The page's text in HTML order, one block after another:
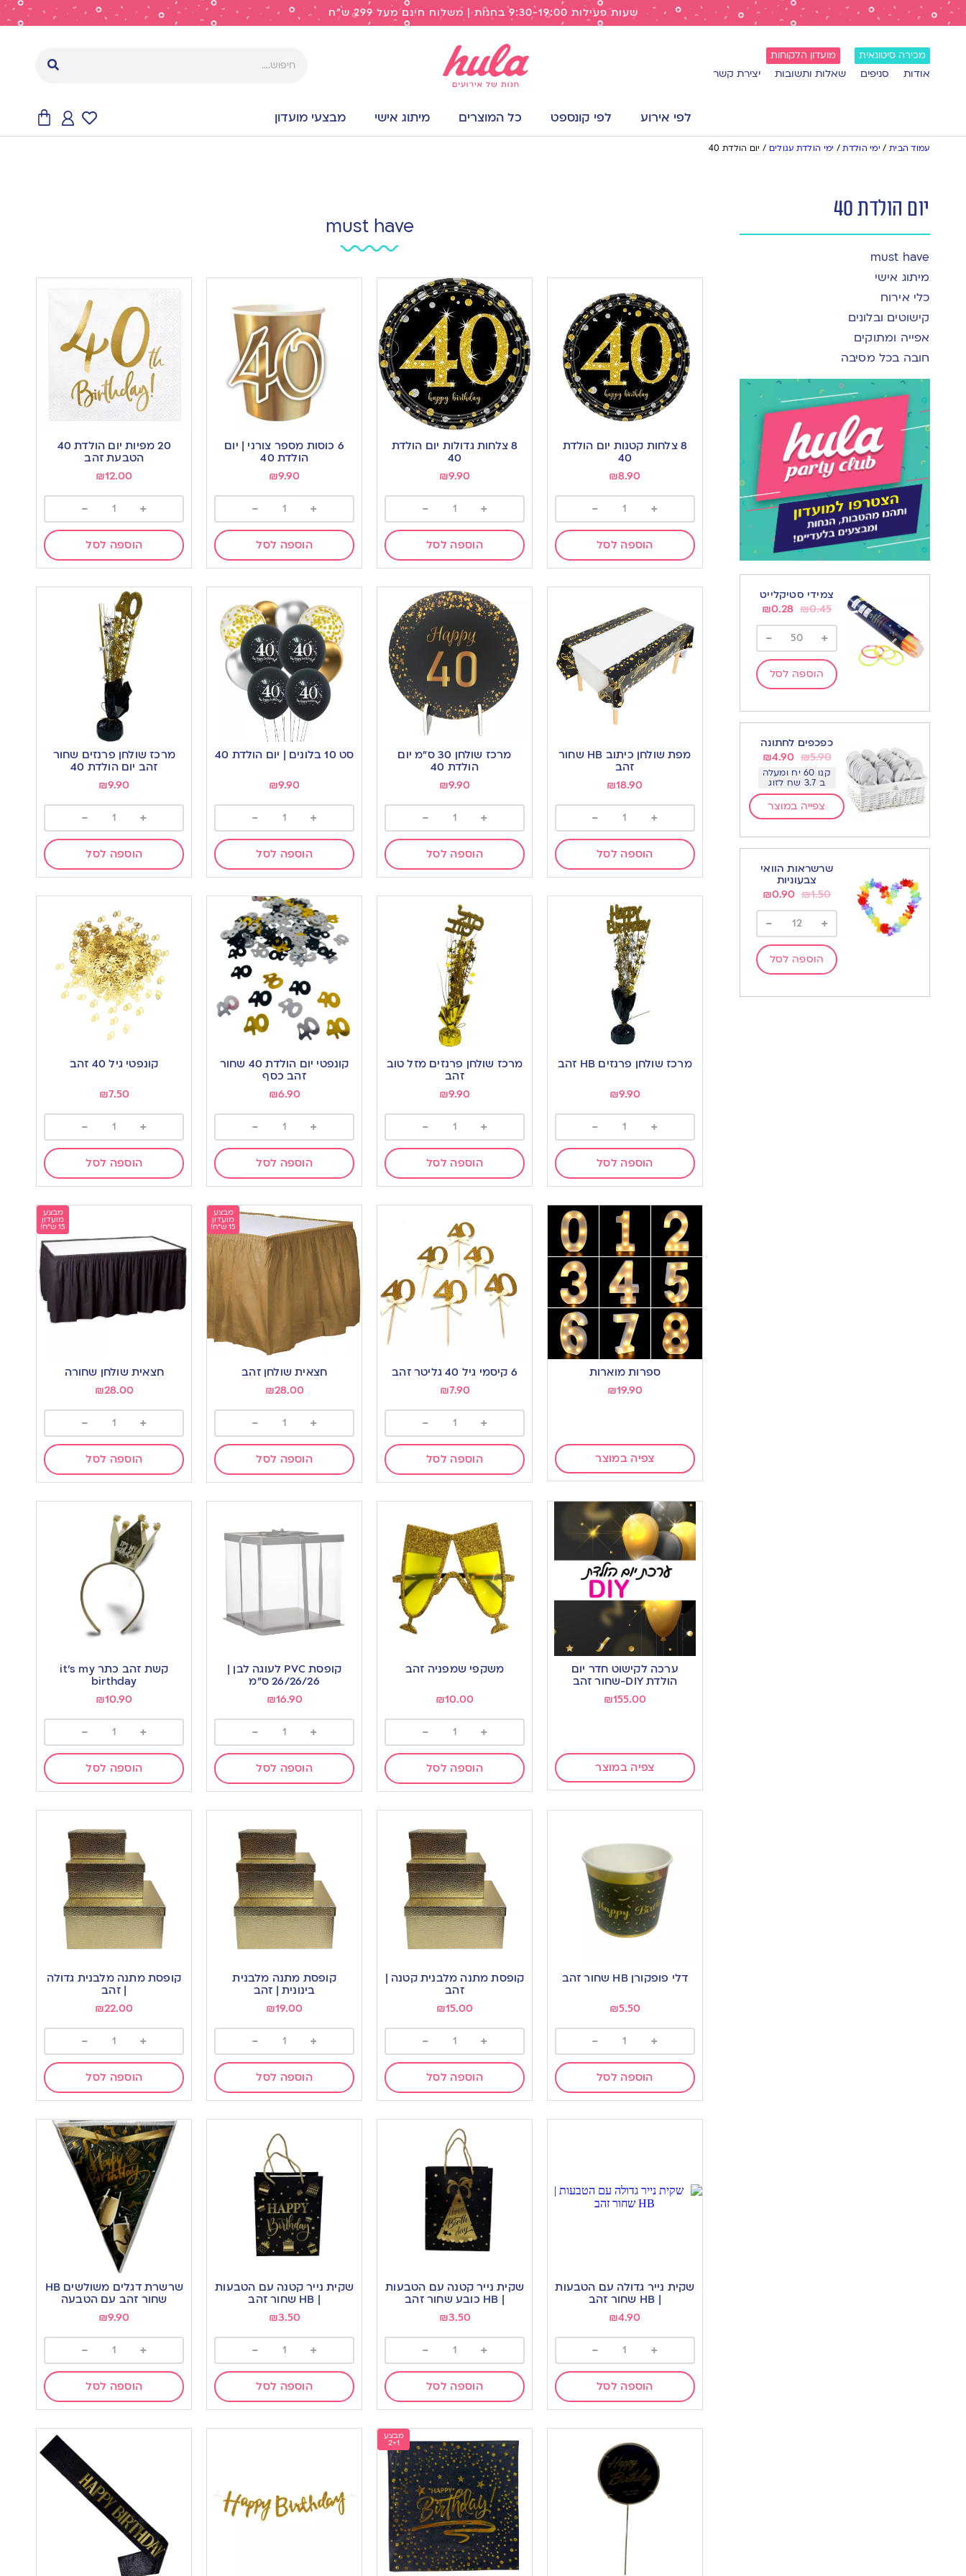
שעות פעילות 9:30-19:00 בחנות | משלוח חינם מעל 299 ש"ח
מכירה סיטונאית מועדון הלקוחות
אודות סניפים שאלות ותשובות יצירת קשר
לפי אירוע לפי קונספט כל המוצרים מיתוג אישי מבצעי מועדון
עמוד הבית / ימי הולדת/ ימי הולדת עגולים / יום הולדת 40
יום הולדת 40
must have
מיתוג אישי
כלי אירוח
קישוטים ובלונים
אפייה ומתוקים
חובה בכל מסיבה
צמידי סטיקלייט
₪0.45
₪0.28
+
-
הוספה לסל
כפכפים לחתונה
₪5.90
₪4.90
קנו 60 יח ומעלה
ב 3.7 שח לזוג
צפייה במוצר
שרשראות הוואי
צבעוניות
₪1.50
₪0.90
+
-
הוספה לסל
must have
8 צלחות קטנות יום הולדת
40
₪8.90
+
-
הוספה לסל
8 צלחות גדולות יום הולדת
40
₪9.90
+
-
הוספה לסל
6 כוסות מספר צורני | יום
הולדת 40
₪9.90
+
-
הוספה לסל
20 מפיות יום הולדת 40
הטבעת זהב
₪12.00
+
-
הוספה לסל
מפת שולחן כיתוב HB שחור
זהב
₪18.90
+
-
הוספה לסל
מרכז שולחן 30 ס”מ יום
הולדת 40
₪9.90
+
-
הוספה לסל
סט 10 בלונים | יום הולדת 40
₪9.90
+
-
הוספה לסל
מרכז שולחן פרנזים שחור
זהב יום הולדת 40
₪9.90
+
-
הוספה לסל
מרכז שולחן פרנזים HB זהב
₪9.90
+
-
הוספה לסל
מרכז שולחן פרנזים מזל טוב
זהב
₪9.90
+
-
הוספה לסל
קונפטי יום הולדת 40 שחור
זהב כסף
₪6.90
+
-
הוספה לסל
קונפטי גיל 40 זהב
₪7.50
+
-
הוספה לסל
ספרות מוארות
₪19.90
צפיה במוצר
6 קיסמי גיל 40 גליטר זהב
₪7.90
+
-
הוספה לסל
מבצע
מועדון
15 ש"ח!
חצאית שולחן זהב
₪28.00
+
-
הוספה לסל
מבצע
מועדון
15 ש"ח!
חצאית שולחן שחורה
₪28.00
+
-
הוספה לסל
ערכה לקישוט חדר יום
הולדת DIY-שחור זהב
₪155.00
צפיה במוצר
משקפי שמפניה זהב
₪10.00
+
-
הוספה לסל
קופסת PVC לעוגה לבן |
26/26/26 ס”מ
₪16.90
+
-
הוספה לסל
קשת זהב כתר it’s my
birthday
₪10.90
+
-
הוספה לסל
דלי פופקורן HB שחור זהב
₪5.50
+
-
הוספה לסל
קופסת מתנה מלבנית קטנה |
זהב
₪15.00
+
-
הוספה לסל
קופסת מתנה מלבנית
בינונית | זהב
₪19.00
+
-
הוספה לסל
קופסת מתנה מלבנית גדולה
| זהב
₪22.00
+
-
הוספה לסל
שקית נייר גדולה עם הטבעות
| HB שחור זהב
₪4.90
+
-
הוספה לסל
שקית נייר קטנה עם הטבעות
| HB כובע שחור זהב
₪3.50
+
-
הוספה לסל
שקית נייר קטנה עם הטבעות
| HB שחור זהב
₪3.50
+
-
הוספה לסל
שרשרת דגלים משולשים HB
שחור זהב עם הטבעה
₪9.90
+
-
הוספה לסל
מבצע
2+1